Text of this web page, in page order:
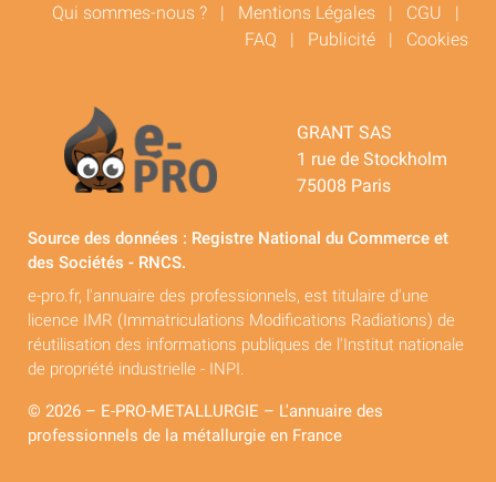
Qui sommes-nous ? | Mentions Légales | CGU |
FAQ | Publicité | Cookies
GRANT SAS
1 rue de Stockholm
75008 Paris
Source des données : Registre National du Commerce et
des Sociétés - RNCS.
e-pro.fr, l'annuaire des professionnels, est titulaire d'une
licence IMR (Immatriculations Modifications Radiations) de
réutilisation des informations publiques de l'Institut nationale
de propriété industrielle - INPI.
© 2026 – E-PRO-METALLURGIE – L'annuaire des
professionnels de la métallurgie en France